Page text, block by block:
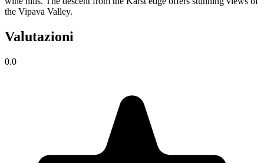
the Vipava Valley.
Valutazioni
0.0